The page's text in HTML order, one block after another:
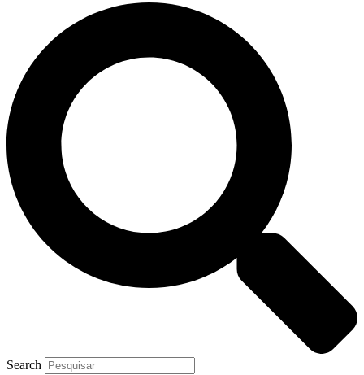
Search